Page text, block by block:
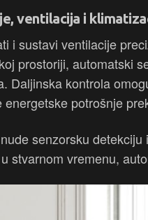
ventilacija i
i sustavi ventilacije
prostoriji, automatski
Daljinska kontrola
potrošnje
senzorsku
stvarnom vremenu,